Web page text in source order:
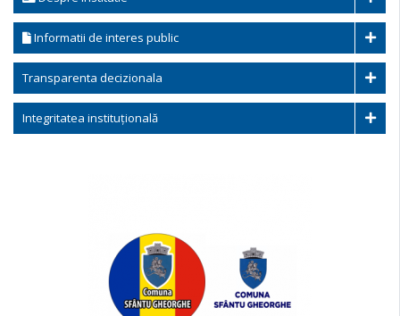
Informatii de interes public
Transparenta decizionala
Integritatea instituțională